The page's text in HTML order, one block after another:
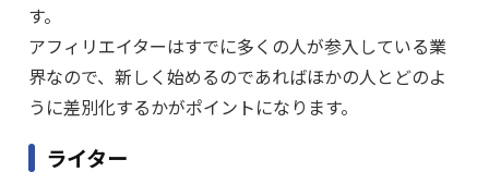
す。
アフィリエイターはすでに多くの人が参入している業
界なので、新しく始めるのであればほかの人とどのよ
うに差別化するかがポイントになります。
ライター